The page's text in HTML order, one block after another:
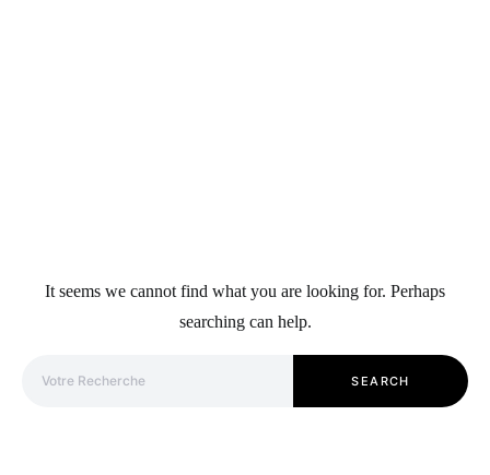
It seems we cannot find what you are looking for. Perhaps
searching can help.
SEARCH